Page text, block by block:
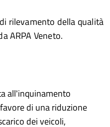
rilevamento della qualità
ARPA Veneto.
all'inquinamento
di una riduzione
dei veicoli,